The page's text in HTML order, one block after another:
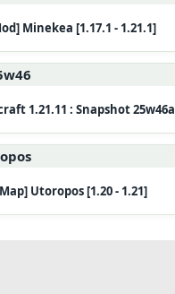
Minekea [1.17.1 - 1.21.1]
1.21.11 : Snapshot 25w46a
Utoropos [1.20 - 1.21]